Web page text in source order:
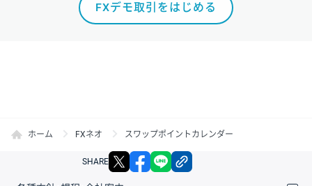
FXデモ取引をはじめる
ホーム FXネオ スワップポイントカレンダー
SHARE X facebook